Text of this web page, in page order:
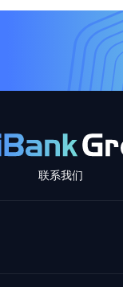
联系我们